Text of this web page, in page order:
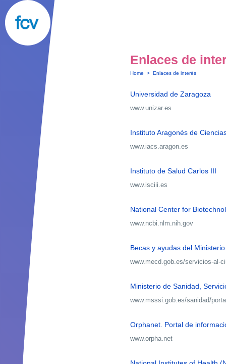
Enlaces de
Home > Enlaces de interés
Universidad de Zaragoza
www.unizar.es
Instituto Aragonés de
www.iacs.aragon.es
Instituto de Salud Carlos III
www.isciii.es
National Center for
www.ncbi.nlm.nih.gov
Becas y ayudas del
www.mecd.gob.es/servicios-al-
Ministerio de Sanidad,
www.msssi.gob.es/sanidad/
Orphanet. Portal de
www.orpha.net